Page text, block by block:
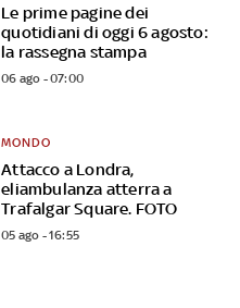
Le prime pagine dei
quotidiani di oggi 6 agosto:
la rassegna stampa
06 ago - 07:00
Attacco a Londra,
eliambulanza atterra a
Trafalgar Square. FOTO
MONDO
05 ago - 16:55